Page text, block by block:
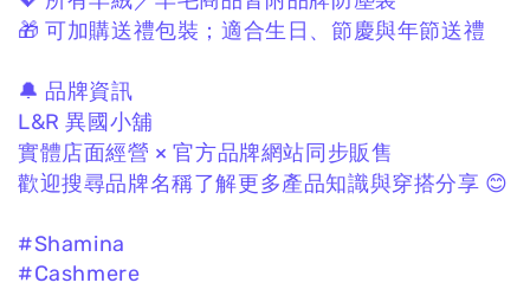
🎁 可加購送禮包裝； 適合生日、節慶與年節送禮
🔔 品牌資訊
L&R 異國小舖
實體店面經營 × 官方品牌網站同步販售
歡迎搜尋品牌名稱了解更多產品知識與穿搭分享 😊
#Shamina
#Cashmere